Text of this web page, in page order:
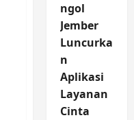
ngol
Jember
Luncurka
n
Aplikasi
Layanan
Cinta